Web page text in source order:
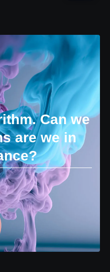
Can we
are we in